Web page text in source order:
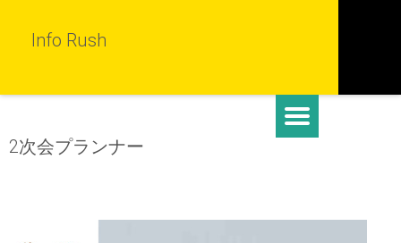
Info Rush
2次会プランナー